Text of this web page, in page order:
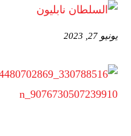
يونيو 27, 2023